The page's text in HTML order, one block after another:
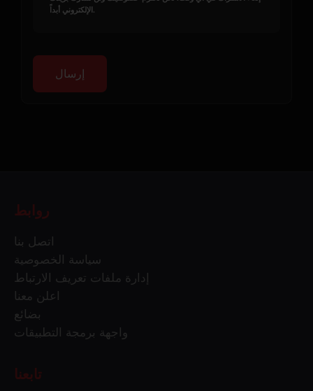
الإلكتروني أبداً.
إرسال
روابط
اتصل بنا
سياسة الخصوصية
إدارة ملفات تعريف الارتباط
اعلن معنا
بضائع
واجهة برمجة التطبيقات
تابعنا